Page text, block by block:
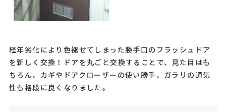
経年劣化により色褪せてしまった勝手口のフラッシュドア
を新しく交換！ドアを丸ごと交換することで、見た目はも
ちろん、カギやドアクローザーの使い勝手、ガラリの通気
性も格段に良くなりました。